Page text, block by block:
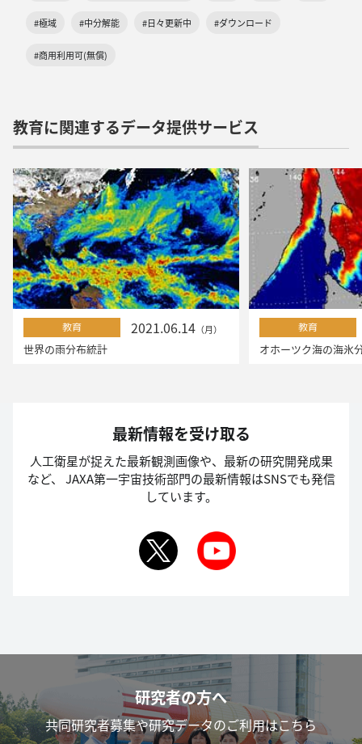
#極域 #中分解能 #日々更新中 #ダウンロード
#商用利用可(無償)
教育に関連するデータ提供サービス
教育 2021.06.14 （月）
世界の雨分布統計
教育
オホーツク海の海氷
最新情報を受け取る
人工衛星が捉えた最新観測画像や、最新の研究開発成果
など、
JAXA第一宇宙技術部門の最新情報はSNSでも発信
しています。
研究者の方へ
共同研究者募集や研究データのご利用はこちら